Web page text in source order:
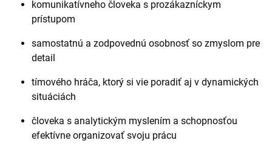
komunikatívneho človeka s prozákazníckym
prístupom
samostatnú a zodpovednú osobnosť so zmyslom pre
detail
tímového hráča, ktorý si vie poradiť aj v dynamických
situáciách
človeka s analytickým myslením a schopnosťou
efektívne organizovať svoju prácu